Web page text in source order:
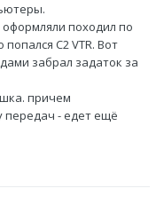
оформляли походил по
С2 VTR. Вот
забрал задаток за
причем
передач - едет ещё